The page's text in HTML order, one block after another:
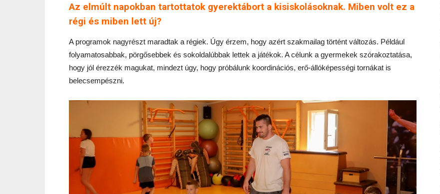
Az elmúlt napokban tartottatok gyerektábort a kisiskolásoknak. Miben volt ez a
régi és miben lett új?
A programok nagyrészt maradtak a régiek. Úgy érzem, hogy azért szakmailag történt változás. Például
folyamatosabbak, pörgősebbek és sokoldalúbbak lettek a játékok. A célunk a gyermekek szórakoztatása,
hogy jól érezzék magukat, mindezt úgy, hogy próbálunk koordinációs, erő-állóképességi tornákat is
belecsempészni.